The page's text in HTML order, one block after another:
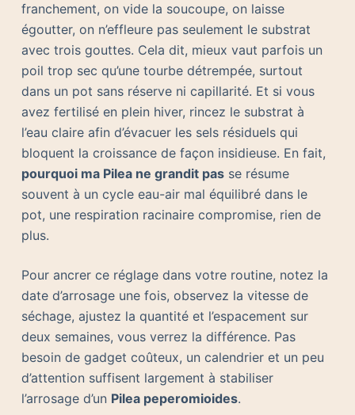
franchement, on vide la soucoupe, on laisse
égoutter, on n’effleure pas seulement le substrat
avec trois gouttes. Cela dit, mieux vaut parfois un
poil trop sec qu’une tourbe détrempée, surtout
dans un pot sans réserve ni capillarité. Et si vous
avez fertilisé en plein hiver, rincez le substrat à
l’eau claire afin d’évacuer les sels résiduels qui
bloquent la croissance de façon insidieuse. En fait,
pourquoi ma Pilea ne grandit passe résume
souvent à un cycle eau-air mal équilibré dans le
pot, une respiration racinaire compromise, rien de
plus.
Pour ancrer ce réglage dans votre routine, notez la
date d’arrosage une fois, observez la vitesse de
séchage, ajustez la quantité et l’espacement sur
deux semaines, vous verrez la différence. Pas
besoin de gadget coûteux, un calendrier et un peu
d’attention suffisent largement à stabiliser
l’arrosage d’un Pilea peperomioides.